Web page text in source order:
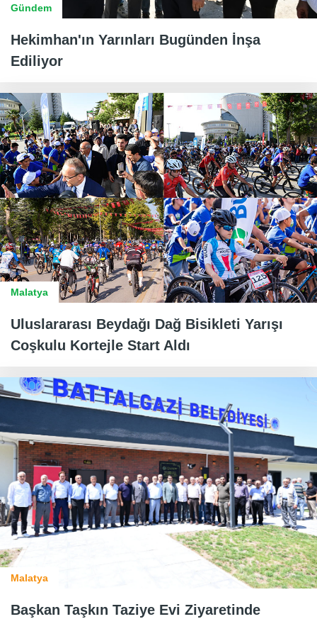
Gündem
Hekimhan'ın Yarınları Bugünden İnşa
Ediliyor
Malatya
Uluslararası Beydağı Dağ Bisikleti Yarışı
Coşkulu Kortejle Start Aldı
Malatya
Başkan Taşkın Taziye Evi Ziyaretinde